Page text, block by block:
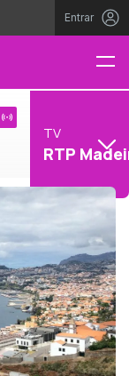
Entrar
TV
RTP